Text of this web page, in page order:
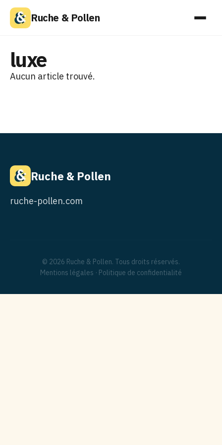
Ruche & Pollen
luxe
Aucun article trouvé.
Ruche & Pollen
ruche-pollen.com
© 2026 Ruche & Pollen. Tous droits réservés.
Mentions légales · Politique de confidentialité